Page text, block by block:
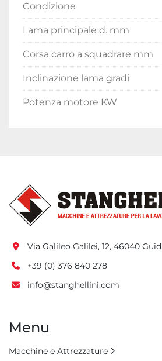
Condizione
Lama principale d. mm
Corsa carro a squadrare mm
Inclinazione lama gradi
Potenza motore KW
Via Galileo Galilei, 12, 46040
+39 (0) 376 840 278
info@stanghellini.com
Menu
Macchine e Attrezzature